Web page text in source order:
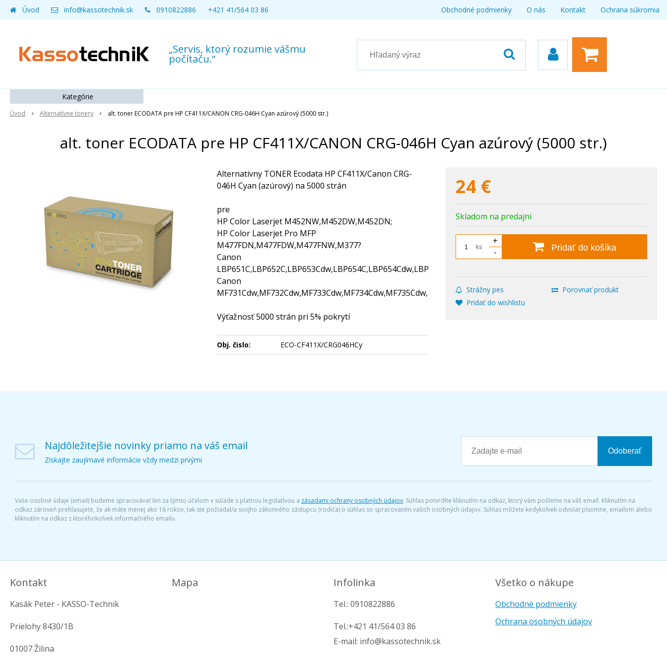
„Servis, ktorý rozumie vášmu
počítaču.“
Úvod info@kassotechnik.sk 0910822886 +421 41/564 03 86 Obchodné podmienky O nás Kontakt Ochrana súkromia
Úvod Alternatívne tonery alt. toner ECODATA pre HP CF411X/CANON CRG-046H Cyan azúrový (5000 str.)
alt. toner ECODATA pre HP CF411X/CANON CRG-046H Cyan azúrový (5000 str.)
24 €
Skladom na predajni
ks
+
-
Pridať do košíka
Strážny pes
Porovnať produkt
Pridať do wishlistu
Alternativny TONER Ecodata HP CF411X/Canon CRG-
046H Cyan (azúrový) na 5000 strán
pre
HP Color Laserjet M452NW,M452DW,M452DN;
HP Color Laserjet Pro MFP
M477FDN,M477FDW,M477FNW,M377?
Canon
LBP651C,LBP652C,LBP653Cdw,LBP654C,LBP654Cdw,LBP654Cx,LBP654Cxz,
Canon
MF731Cdw,MF732Cdw,MF733Cdw,MF734Cdw,MF735Cdw,MF735Cx
Výťažnosť 5000 strán pri 5% pokrytí
Obj. čislo: ECO-CF411X/CRG046HCy
Kategórie
Najdôležitejšie novinky priamo na váš email
Získajte zaujímavé informácie vždy medzi prvými
Odoberať
Vaše osobné údaje (email) budeme spracovávať len za týmto účelom v súlade s platnou legislatívou a zásadami ochrany osobných údajov. Súhlas potvrdíte kliknutím na odkaz, ktorý vám pošleme na váš email. Kliknutím na
odkaz zároveň prehlasujete, že ak máte menej ako 16 rokov, tak ste požiadal/a svojho zákonného zástupcu (rodiča) o súhlas so spracovaním vašich osobných údajov. Súhlas môžete kedykoľvek odvolať písomne, emailom alebo
kliknutím na odkaz z ktoréhokoľvek informačného emailu.
Kontakt
Kasák Peter - KASSO-Technik
Prielohy 8430/1B
01007 Žilina
Mapa Infolinka
Tel.: 0910822886
Tel.:+421 41/564 03 86
E-mail: info@kassotechnik.sk
Všetko o nákupe
Obchodné podmienky
Ochrana osobných údajov